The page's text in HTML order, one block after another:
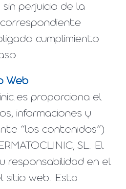
perjuicio de la
cumplimiento
Web
proporciona el
informaciones y
“los contenidos”)
SL. El
responsabilidad en el
sitio web. Esta